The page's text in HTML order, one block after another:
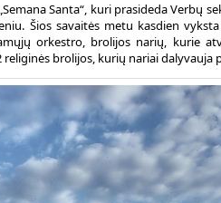
Santa“, kuri prasideda Verbų
Šios savaitės metu kasdien
orkestro, brolijos narių, kurie
brolijos, kurių nariai dalyvauja